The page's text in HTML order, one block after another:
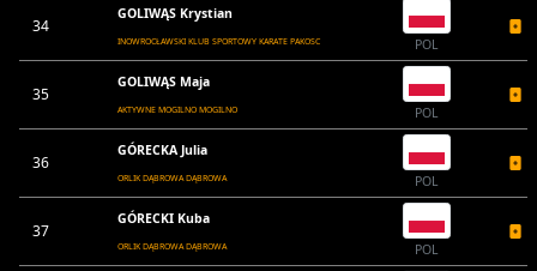
34
GOLIWĄS Krystian
INOWROCŁAWSKI KLUB SPORTOWY KARATE PAKOSC POL
35
GOLIWĄS Maja
AKTYWNE MOGILNO MOGILNO POL
36
GÓRECKA Julia
ORLIK DĄBROWA DĄBROWA POL
37
GÓRECKI Kuba
ORLIK DĄBROWA DĄBROWA POL